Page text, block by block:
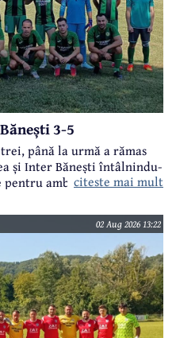
3-5
până la urmă a rămas
și Inter Bănești întâlnindu-
ambele formații.
citeste mai mult
02 Aug 2026 13:22